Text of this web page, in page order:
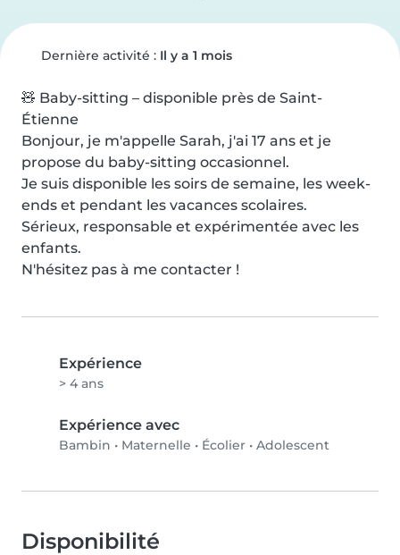
Dernière activité : Il y a 1 mois
🧸 Baby-sitting – disponible près de Saint-
Étienne
Bonjour, je m'appelle Sarah, j'ai 17 ans et je
propose du baby-sitting occasionnel.
Je suis disponible les soirs de semaine, les week-
ends et pendant les vacances scolaires.
Sérieux, responsable et expérimentée avec les
enfants.
N'hésitez pas à me contacter !
Expérience
> 4 ans
Expérience avec
Bambin • Maternelle • Écolier • Adolescent
Disponibilité